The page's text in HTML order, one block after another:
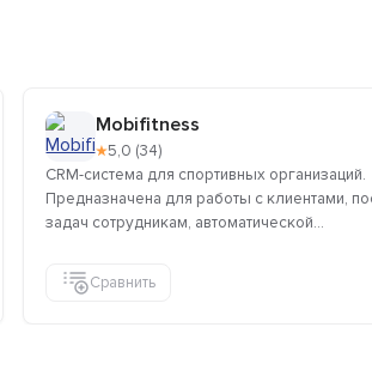
Mobifitness
★5,0 (34)
CRM-система для спортивных организаций.
Предназначена для работы с клиентами,
задач сотрудникам, автоматической...
Сравнить